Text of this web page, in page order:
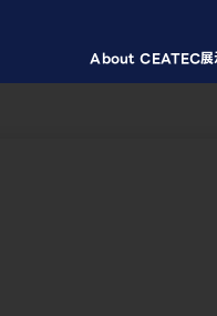
About CEATEC